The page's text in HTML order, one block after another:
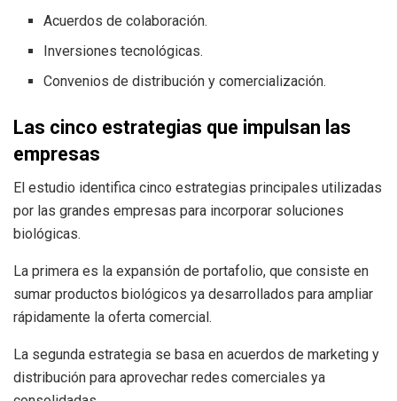
Acuerdos de colaboración.
Inversiones tecnológicas.
Convenios de distribución y comercialización.
Las cinco estrategias que impulsan las
empresas
El estudio identifica cinco estrategias principales utilizadas
por las grandes empresas para incorporar soluciones
biológicas.
La primera es la expansión de portafolio, que consiste en
sumar productos biológicos ya desarrollados para ampliar
rápidamente la oferta comercial.
La segunda estrategia se basa en acuerdos de marketing y
distribución para aprovechar redes comerciales ya